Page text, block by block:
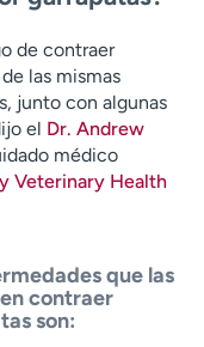
de contraer
las mismas
junto con algunas
el Dr. Andrew
médico
Veterinary Health
que las
contraer
son: